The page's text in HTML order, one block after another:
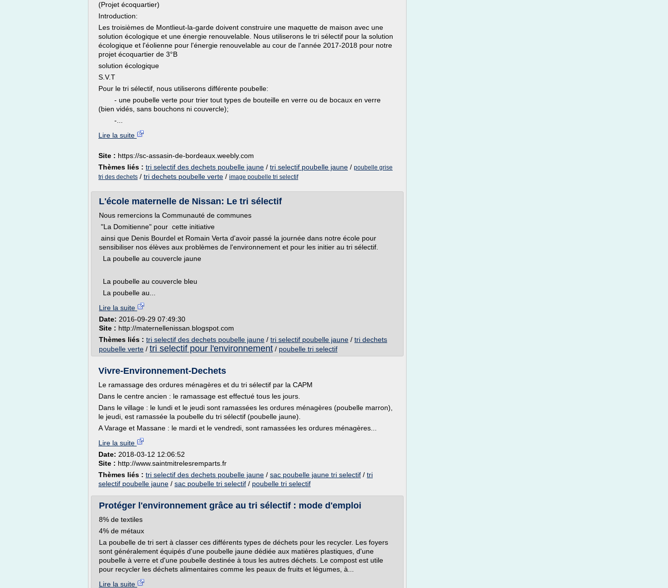
(Projet écoquartier)
Introduction:
Les troisièmes de Montlieut-la-garde doivent construire une maquette de maison avec une
solution écologique et une énergie renouvelable. Nous utiliserons le tri sélectif pour la solution
écologique et l'éolienne pour l'énergie renouvelable au cour de l'année 2017-2018 pour notre
projet écoquartier de 3°B
solution écologique
S.V.T
Pour le tri sélectif, nous utiliserons différente poubelle:
- une poubelle verte pour trier tout types de bouteille en verre ou de bocaux en verre
(bien vidés, sans bouchons ni couvercle);
-...
Lire la suite
Site : https://sc-assasin-de-bordeaux.weebly.com
Thèmes liés : tri selectif des dechets poubelle jaune / tri selectif poubelle jaune / poubelle grise
tri des dechets / tri dechets poubelle verte / image poubelle tri selectif
L'école maternelle de Nissan: Le tri sélectif
Nous remercions la Communauté de communes
"La Domitienne" pour cette initiative
ainsi que Denis Bourdel et Romain Verta d'avoir passé la journée dans notre école pour
sensibiliser nos élèves aux problèmes de l'environnement et pour les initier au tri sélectif.
La poubelle au couvercle jaune
La poubelle au couvercle bleu
La poubelle au...
Lire la suite
Date: 2016-09-29 07:49:30
Site : http://maternellenissan.blogspot.com
Thèmes liés : tri selectif des dechets poubelle jaune / tri selectif poubelle jaune / tri dechets
poubelle verte / tri selectif pour l'environnement / poubelle tri selectif
Vivre-Environnement-Dechets
Le ramassage des ordures ménagères et du tri sélectif par la CAPM
Dans le centre ancien : le ramassage est effectué tous les jours.
Dans le village : le lundi et le jeudi sont ramassées les ordures ménagères (poubelle marron),
le jeudi, est ramassée la poubelle du tri sélectif (poubelle jaune).
A Varage et Massane : le mardi et le vendredi, sont ramassées les ordures ménagères...
Lire la suite
Date: 2018-03-12 12:06:52
Site : http://www.saintmitrelesremparts.fr
Thèmes liés : tri selectif des dechets poubelle jaune / sac poubelle jaune tri selectif / tri
selectif poubelle jaune / sac poubelle tri selectif / poubelle tri selectif
Protéger l'environnement grâce au tri sélectif : mode d'emploi
8% de textiles
4% de métaux
La poubelle de tri sert à classer ces différents types de déchets pour les recycler. Les foyers
sont généralement équipés d'une poubelle jaune dédiée aux matières plastiques, d'une
poubelle à verre et d'une poubelle destinée à tous les autres déchets. Le compost est utile
pour recycler les déchets alimentaires comme les peaux de fruits et légumes, à...
Lire la suite